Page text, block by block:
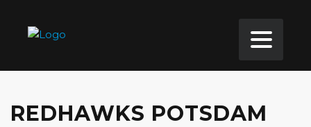
REDHAWKS POTSDAM